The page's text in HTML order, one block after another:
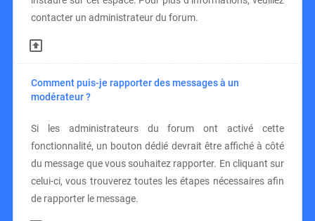
contacter un administrateur du forum.
Comment puis-je rapporter des messages à un
modérateur ?
Si les administrateurs du forum ont activé cette
fonctionnalité, un bouton dédié devrait être affiché à côté
du message que vous souhaitez rapporter. En cliquant sur
celui-ci, vous trouverez toutes les étapes nécessaires afin
de rapporter le message.